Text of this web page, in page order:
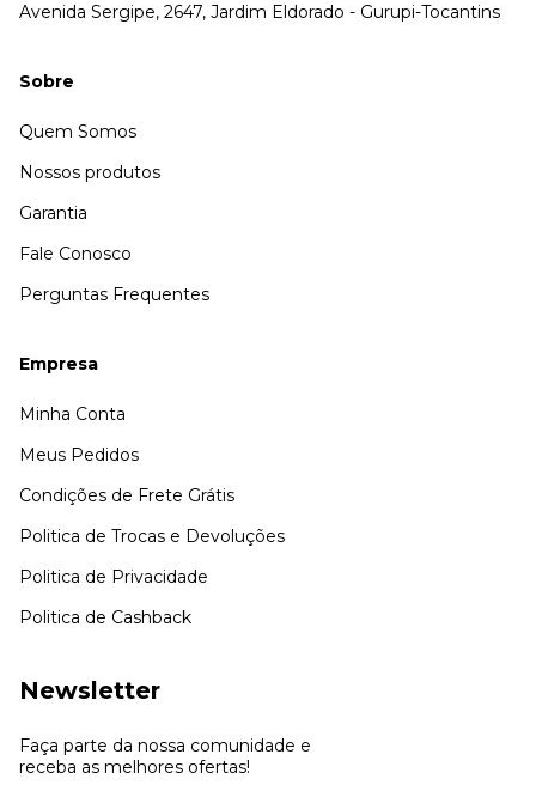
Avenida Sergipe, 2647, Jardim Eldorado - Gurupi-Tocantins
Sobre
Quem Somos
Nossos produtos
Garantia
Fale Conosco
Perguntas Frequentes
Empresa
Minha Conta
Meus Pedidos
Condições de Frete Grátis
Politica de Trocas e Devoluções
Politica de Privacidade
Politica de Cashback
Newsletter
Faça parte da nossa comunidade e
receba as melhores ofertas!